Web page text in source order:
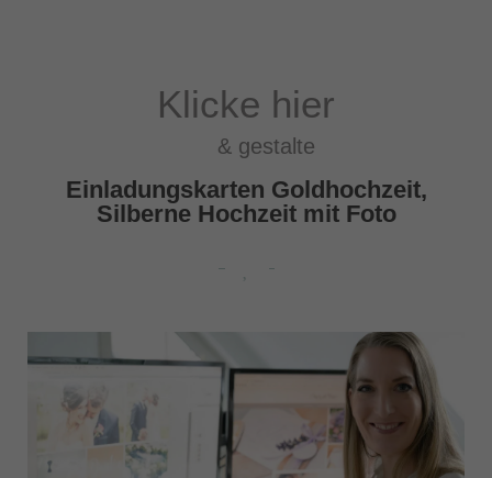
Klicke hier
& gestalte
Einladungskarten Goldhochzeit,
Silberne Hochzeit mit Foto